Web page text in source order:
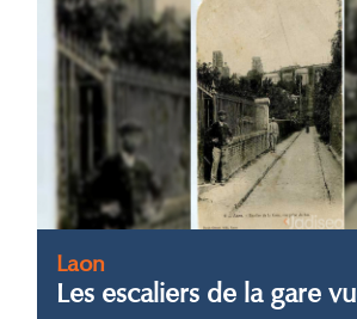
Laon
Les escaliers de la gare